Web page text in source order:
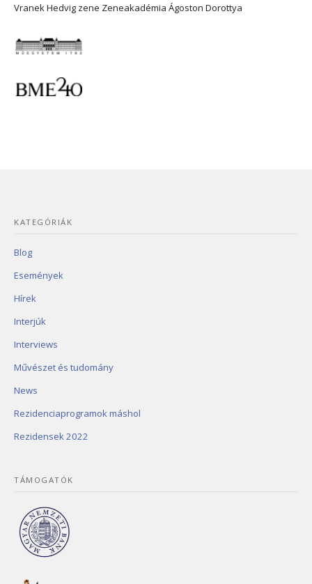
Vranek Hedvig zene Zeneakadémia Ágoston Dorottya
KATEGÓRIÁK
Blog
Események
Hírek
Interjúk
Interviews
Művészet és tudomány
News
Rezidenciaprogramok máshol
Rezidensek 2022
TÁMOGATÓK